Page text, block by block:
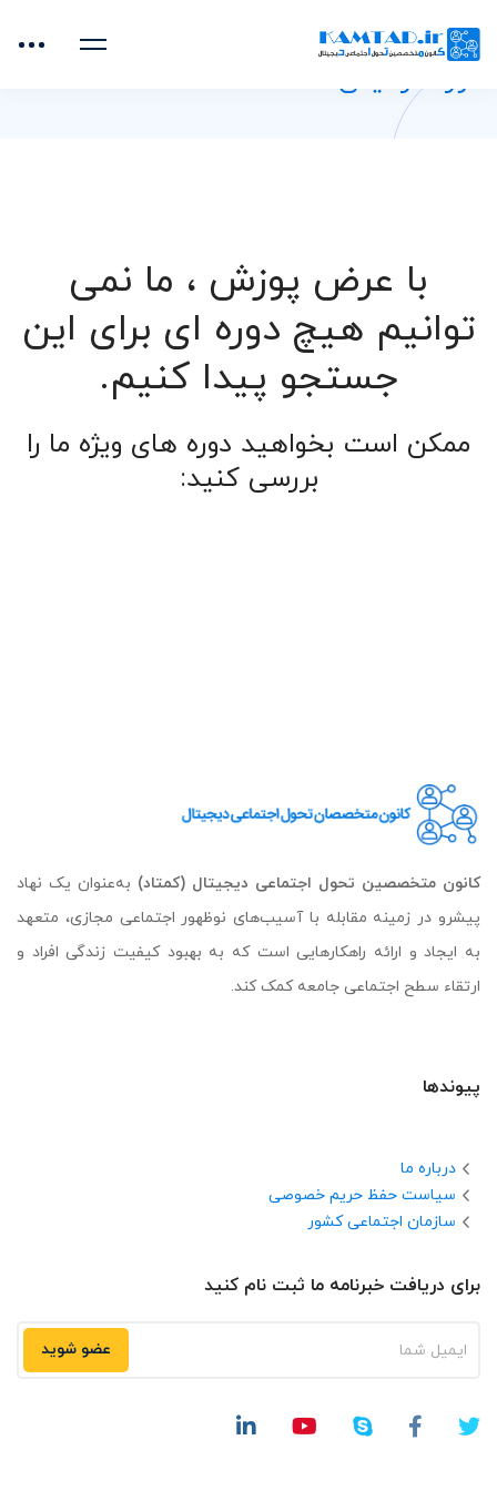
خانه دوره‌های آموزشی
دوره گرافیکی
با عرض پوزش ، ما نمی
توانیم هیچ دوره ای برای این
جستجو پیدا کنیم.
ممکن است بخواهید دوره های ویژه ما را
بررسی کنید:
کانون متخصصین تحول اجتماعی دیجیتال (کمتاد) به‌عنوان یک نهاد
پیشرو در زمینه مقابله با آسیب‌های نوظهور اجتماعی مجازی، متعهد
به ایجاد و ارائه راهکارهایی است که به بهبود کیفیت زندگی افراد و
ارتقاء سطح اجتماعی جامعه کمک کند.
پیوندها
درباره ما
سیاست حفظ حریم خصوصی
سازمان اجتماعی کشور
برای دریافت خبرنامه ما ثبت نام کنید
عضو شوید